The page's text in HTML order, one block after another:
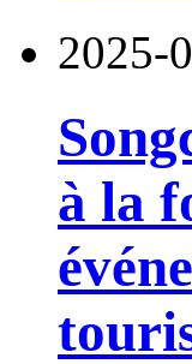
2025-
à la